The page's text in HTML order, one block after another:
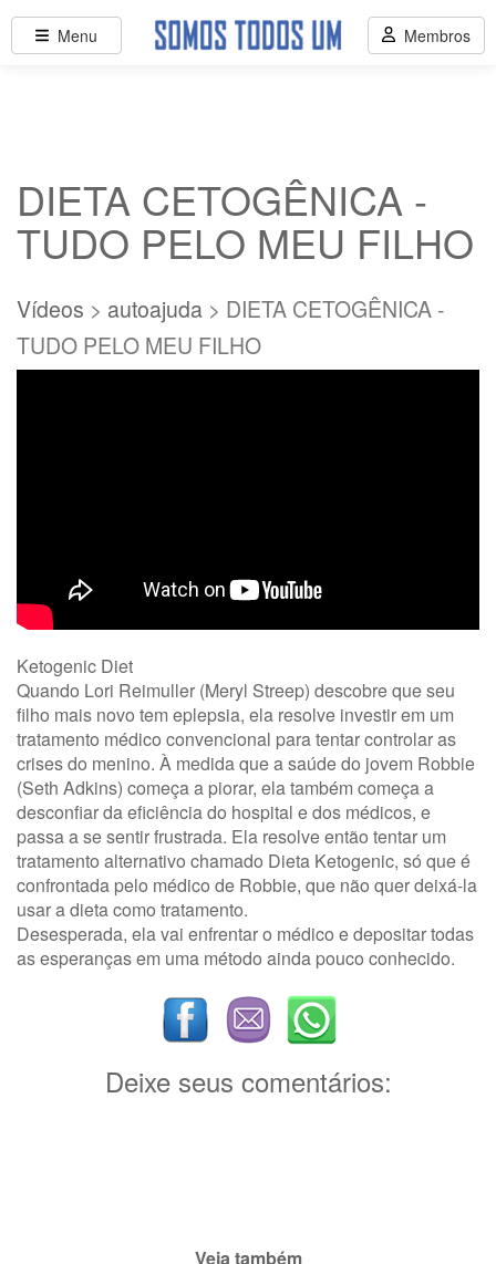
DIETA CETOGÊNICA -
TUDO PELO MEU FILHO
Vídeos > autoajuda > DIETA CETOGÊNICA -
TUDO PELO MEU FILHO
Ketogenic Diet
Quando Lori Reimuller (Meryl Streep) descobre que seu
filho mais novo tem eplepsia, ela resolve investir em um
tratamento médico convencional para tentar controlar as
crises do menino. À medida que a saúde do jovem Robbie
(Seth Adkins) começa a piorar, ela também começa a
desconfiar da eficiência do hospital e dos médicos, e
passa a se sentir frustrada. Ela resolve então tentar um
tratamento alternativo chamado Dieta Ketogenic, só que é
confrontada pelo médico de Robbie, que não quer deixá-la
usar a dieta como tratamento.
Desesperada, ela vai enfrentar o médico e depositar todas
as esperanças em uma método ainda pouco conhecido.
Deixe seus comentários:
Veja também
Menu Membros